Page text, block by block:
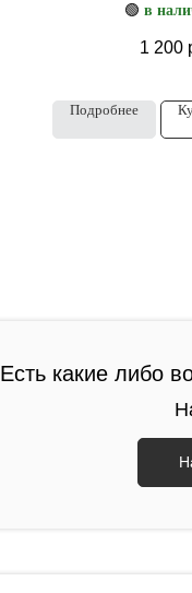
🟢 в
1 200
Подробнее
Есть какие либо